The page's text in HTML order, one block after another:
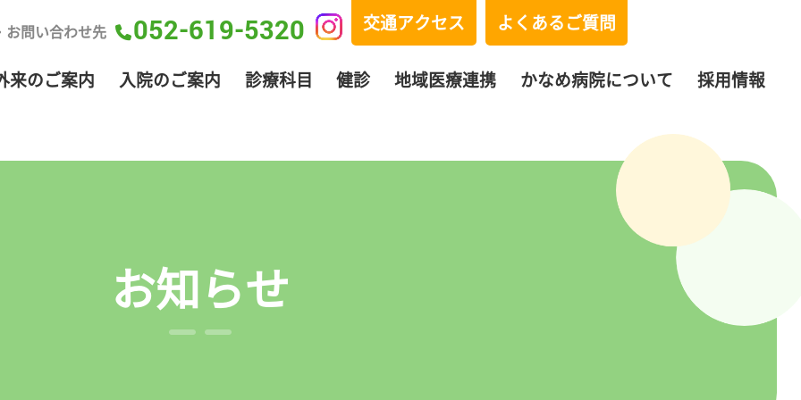
お問い合わせ先 052-619-5320 交通アクセス よくあるご質問
来のご案内 入院のご案内 診療科目 健診 地域医療連携 かなめ病院について 採用情報
お知らせ